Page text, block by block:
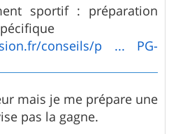
sportif : préparation
conseils/p ... PG-
mais je me prépare une
pas la gagne.